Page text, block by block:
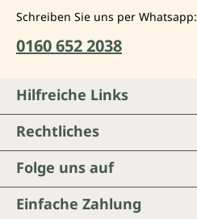
Schreiben Sie uns per Whatsapp:
0160 652 2038
Folge uns auf
Einfache Zahlung
Hilfreiche Links
Rechtliches